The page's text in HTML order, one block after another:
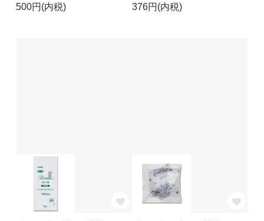
500円(内税) 376円(内税)